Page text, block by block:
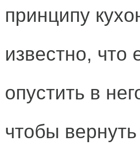
принципу
известно, что
опустить в
чтобы